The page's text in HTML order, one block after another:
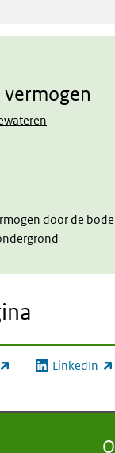
door de
link) LinkedIn
(externe link)